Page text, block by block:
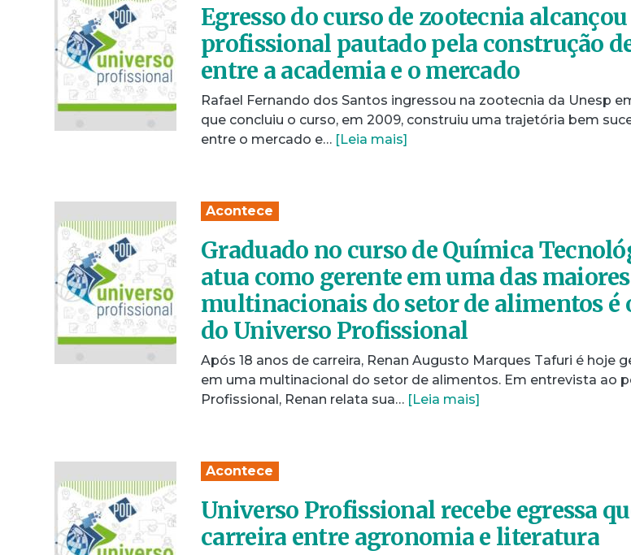
Egresso do curso de zootecnia alcançou
profissional pautado pela construção
entre a academia e o mercado
Rafael Fernando dos Santos ingressou na zootecnia da Unesp
que concluiu o curso, em 2009, construiu uma trajetória bem
entre o mercado e… [Leia mais]
Acontece
Graduado no curso de Química
atua como gerente em uma das
multinacionais do setor de alimentos é
do Universo Profissional
Após 18 anos de carreira, Renan Augusto Marques Tafuri é hoje
em uma multinacional do setor de alimentos. Em entrevista ao
Profissional, Renan relata sua… [Leia mais]
Acontece
Universo Profissional recebe egressa
carreira entre agronomia e literatura